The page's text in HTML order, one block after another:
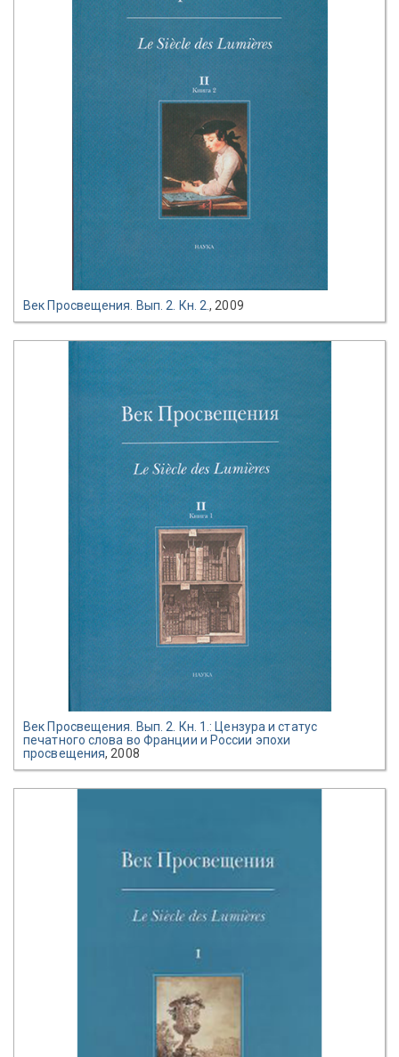
Век Просвещения. Вып. 2. Кн. 2., 2009
Век Просвещения. Вып. 2. Кн. 1.: Цензура и статус
печатного слова во Франции и России эпохи
просвещения, 2008